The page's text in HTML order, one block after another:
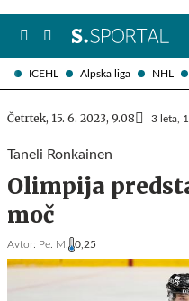
ICEHL Alpska liga NHL
Četrtek, 15. 6. 2023, 9.08 3 leta,
Taneli Ronkainen
Olimpija
moč
Avtor: Pe. M. 0,25